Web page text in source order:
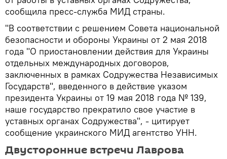
сообщила пресс-служба МИД страны.
"В соответствии с решением Совета национальной
безопасности и обороны Украины от 2 мая 2018
года "О приостановлении действия для Украины
отдельных международных договоров,
заключенных в рамках Содружества Независимых
Государств", введенного в действие указом
президента Украины от 19 мая 2018 года № 139,
наше государство прекратило свое участие в
уставных органах Содружества", - цитирует
сообщение украинского МИД агентство УНН.
Двусторонние встречи Лаврова